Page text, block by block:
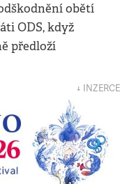
obětí
ODS, když
předloží
↓ INZERCE